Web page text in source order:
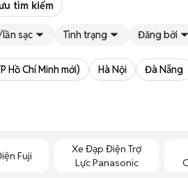
tìm kiếm
sạc Tình trạng Đăng bởi
Hồ Chí Minh mới) Hà Nội Đà Nẵng
Fuji
Xe Đạp Điện Trợ
Lực Panasonic